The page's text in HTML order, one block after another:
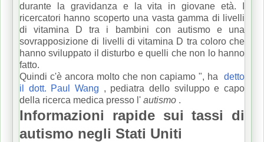
durante la gravidanza e la vita in giovane età.
ricercatori hanno scoperto una vasta gamma di livelli
di vitamina D tra i bambini con autismo e una
sovrapposizione di livelli di vitamina D tra coloro che
hanno sviluppato il disturbo e quelli che non lo hanno
fatto.
Quindi c'è ancora molto che non capiamo ", ha detto
il dott. Paul Wang , pediatra dello sviluppo e capo
della ricerca medica presso l' autismo .
Informazioni rapide sui tassi di
autismo negli Stati Uniti